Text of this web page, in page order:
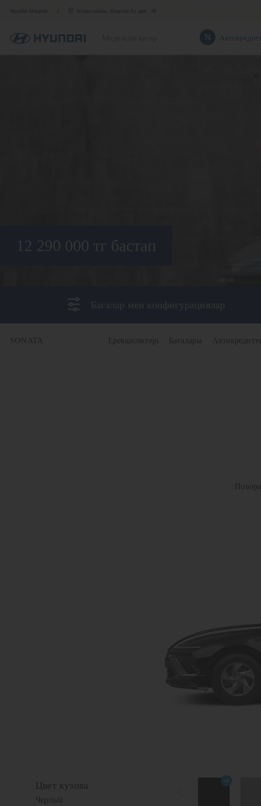
Hyundai Mangilik Астана қаласы, Мәңгілік Ел даңғ., 68
12 290 000 тг бастап
Бағалар мен конфигурациялар
SONATA Ерекшеліктері Бағалары
Цвет кузова
Черный